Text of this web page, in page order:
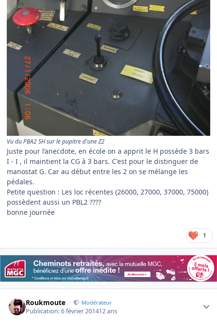
Vu du PBA2 SH sur le pupitre d'une Z2
Juste pour l’anecdote, en école on a apprit le H possède 3 bars
I - I , il maintient la CG à 3 bars. C'est pour le distinguer de
manostat G. Car au début entre les 2 on se mélange les
pédales.
Petite question : Les loc récentes (26000, 27000, 37000, 75000)
possèdent aussi un PBL2 ????
bonne journée
1
Roukmoute Modérateur
Publication:6 février 201412 ans